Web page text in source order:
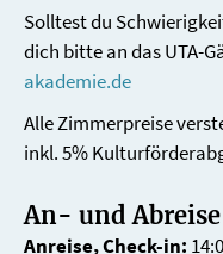
Solltest du
dich bitte an das UTA-
akademie.de
Alle Zimmerpreise
inkl. 5%
An- und Abreise
Anreise, Check-in: